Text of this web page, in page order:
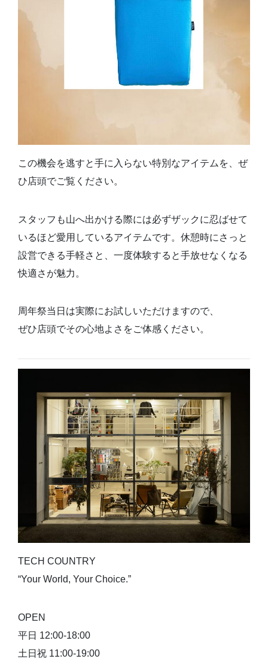
この機会を逃すと手に入らない特別なアイテムを、ぜ
ひ店頭でご覧ください。
スタッフも山へ出かける際には必ずザックに忍ばせて
いるほど愛用しているアイテムです。休憩時にさっと
設営できる手軽さと、一度体験すると手放せなくなる
快適さが魅力。
周年祭当日は実際にお試しいただけますので、
ぜひ店頭でその心地よさをご体感ください。
TECH COUNTRY
“Your World, Your Choice.”
OPEN
平日 12:00-18:00
土日祝 11:00-19:00